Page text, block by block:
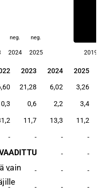
neg. neg.
2024 2025 2019
2023 2024 2025
2023 2024 2025
21,28 6,02 3,26
0,3 0,6 2,2 3,4
11,7 13,3 11,2
- - - -
- - - -
- - - -
- - - -
vain